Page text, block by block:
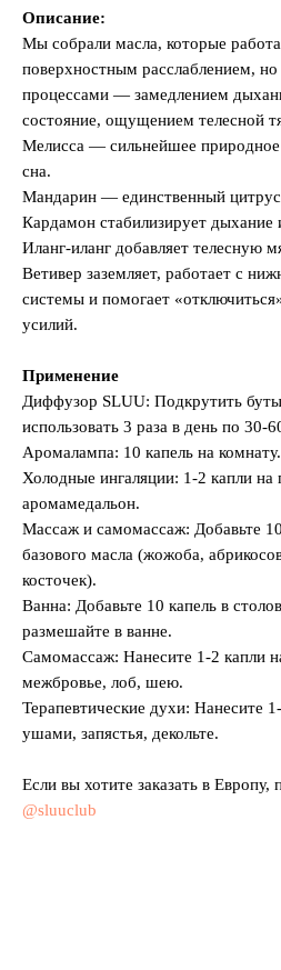
Описание:
Мы собрали масла, которые
поверхностным расслаблением,
процессами — замедлением
состояние, ощущением телесной
Мелисса — сильнейшее природное
сна.
Мандарин — единственный
Кардамон стабилизирует дыхание
Иланг-иланг добавляет телесную
Ветивер заземляет, работает с
системы и помогает
усилий.
Применение
Диффузор SLUU: Подкрутить
использовать 3 раза в день по 30-
Аромалампа: 10 капель на комнату.
Холодные ингаляции: 1-2 капли
аромамедальон.
Массаж и самомассаж: Добавьте
базового масла (жожоба,
косточек).
Ванна: Добавьте 10 капель в
размешайте в ванне.
Самомассаж: Нанесите 1-2 капли
межбровье, лоб, шею.
Терапевтические духи: Нанесите
ушами, запястья, декольте.
Если вы хотите заказать в
@sluuclub